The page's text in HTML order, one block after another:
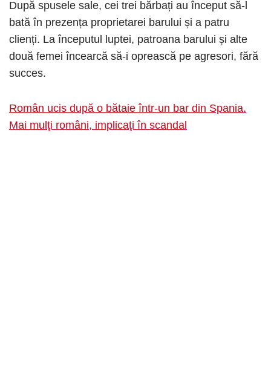
După spusele sale, cei trei bărbați au început să-l
bată în prezența proprietarei barului și a patru
clienți. La începutul luptei, patroana barului și alte
două femei încearcă să-i oprească pe agresori, fără
succes.
Român ucis după o bătaie într-un bar din Spania.
Mai mulţi români, implicaţi în scandal